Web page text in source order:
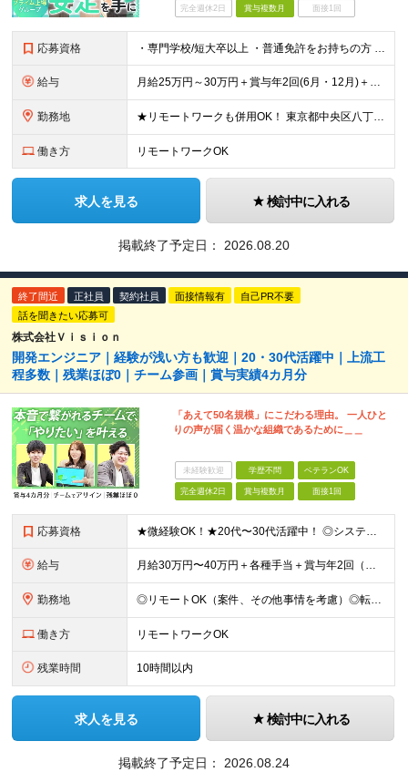
完全週休2日 賞与複数月 面接1回
応募資格 ・専門学校/短大卒以上 ・普通免許をお持ちの方 ・社内SEの経験がある方
給与 月給25万円～30万円＋賞与年2回(6月・12月)＋各種手当 ※あなたの経験・年齢・能力などを総合的に考慮の上、当社規定により優遇いたします。 ※残業代は別途全額支給いたします。 ※試用期間はありま
勤務地 ★リモートワークも併用OK！ 東京都中央区八丁堀1-2-8八重洲通りフィルテラス7階 基本自社内での勤務になります。 ※(変更の範囲)上記を除く当社関連勤務地
働き方 リモートワークOK
求人を見る 検討中に入れる
掲載終了予定日： 2026.08.20
終了間近 正社員 契約社員 面接情報有
自己PR不要
話を聞きたい応募可
株式会社Ｖｉｓｉｏｎ
開発エンジニア｜経験が浅い方も歓迎｜20・30代活躍中｜上流工
程多数｜残業ほぼ0｜チーム参画｜賞与実績4カ月分
「あえて50名規模」にこだわる理由。 一人ひと
りの声が届く温かな組織であるために＿＿
未経験歓迎 学歴不問 ベテランOK
完全週休2日 賞与複数月 面接1回
応募資格 ★微経験OK！★20代〜30代活躍中！ ◎システム開発の実務経験をお持ちの方 ┗言語や担当フェーズは不問です！ ◎学歴不問 ★こんな方にピッタリ！ ・チームでコミュニケーションを取りながら働ける方
給与 月給30万円〜40万円＋各種手当＋賞与年2回（最大4ヶ月分） ※経験・スキル・前職給与などを考慮し決定します ※上記金額には固定残業代（57,000円～/30時間分）を含みます。超過分は別途全額支給い
勤務地 ◎リモートOK（案件、その他事情を考慮）◎転勤なし◎月に一度帰社日あり！ 首都圏内の各プロジェクト先での勤務となります。（通勤時間を考慮し、配属いたします） 【神奈川本社】神奈川県相模原市中央区鹿沼
働き方 リモートワークOK
残業時間 10時間以内
求人を見る 検討中に入れる
掲載終了予定日： 2026.08.24